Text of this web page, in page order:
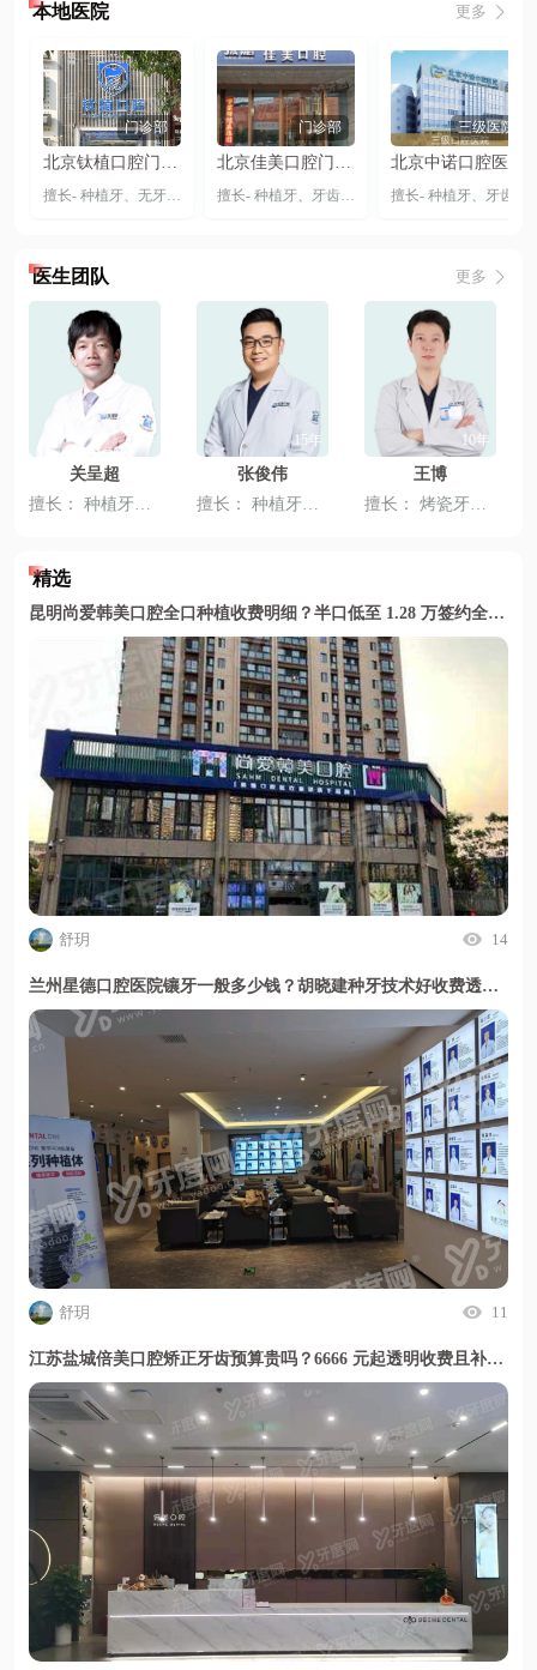
本地医院 更多
门诊部
北京钛植口腔门诊部（双井总院）
擅长- 种植牙、 无牙颌种植 、穿颧穿翼种植牙
门诊部
北京佳美口腔门诊部（大悦城旗舰店）
擅长- 种植牙、 牙齿矫正 隐形矫正、牙齿贴片
三级医院
擅长- 种植牙、 牙齿矫正
医生团队 更多
13年
关呈超
擅长： 种植牙、 全冠牙、固定义齿
15年
张俊伟
擅长： 种植牙、 固定义齿、 活动义齿、
10年
王博
擅长： 烤瓷牙、
精选
昆明尚爱韩美口腔全口种植收费明细？半口低至 1.28 万签约全包无隐形消费
舒玥 14
兰州星德口腔医院镶牙一般多少钱？胡晓建种牙技术好收费透明无隐形消费
舒玥 11
江苏盐城倍美口腔矫正牙齿预算贵吗？6666 元起透明收费且补牙百元搞定